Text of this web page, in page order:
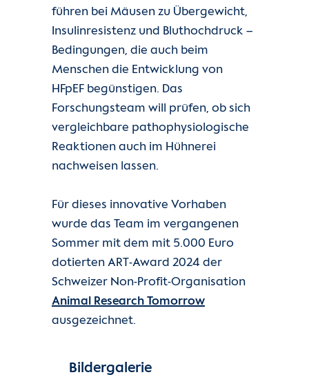
führen bei Mäusen zu Übergewicht,
Insulinresistenz und Bluthochdruck –
Bedingungen, die auch beim
Menschen die Entwicklung von
HFpEF begünstigen. Das
Forschungsteam will prüfen, ob sich
vergleichbare pathophysiologische
Reaktionen auch im Hühnerei
nachweisen lassen.
Für dieses innovative Vorhaben
wurde das Team im vergangenen
Sommer mit dem mit 5.000 Euro
dotierten ART-Award 2024 der
Schweizer Non-Profit-Organisation
Animal Research Tomorrow
ausgezeichnet.
Bildergalerie